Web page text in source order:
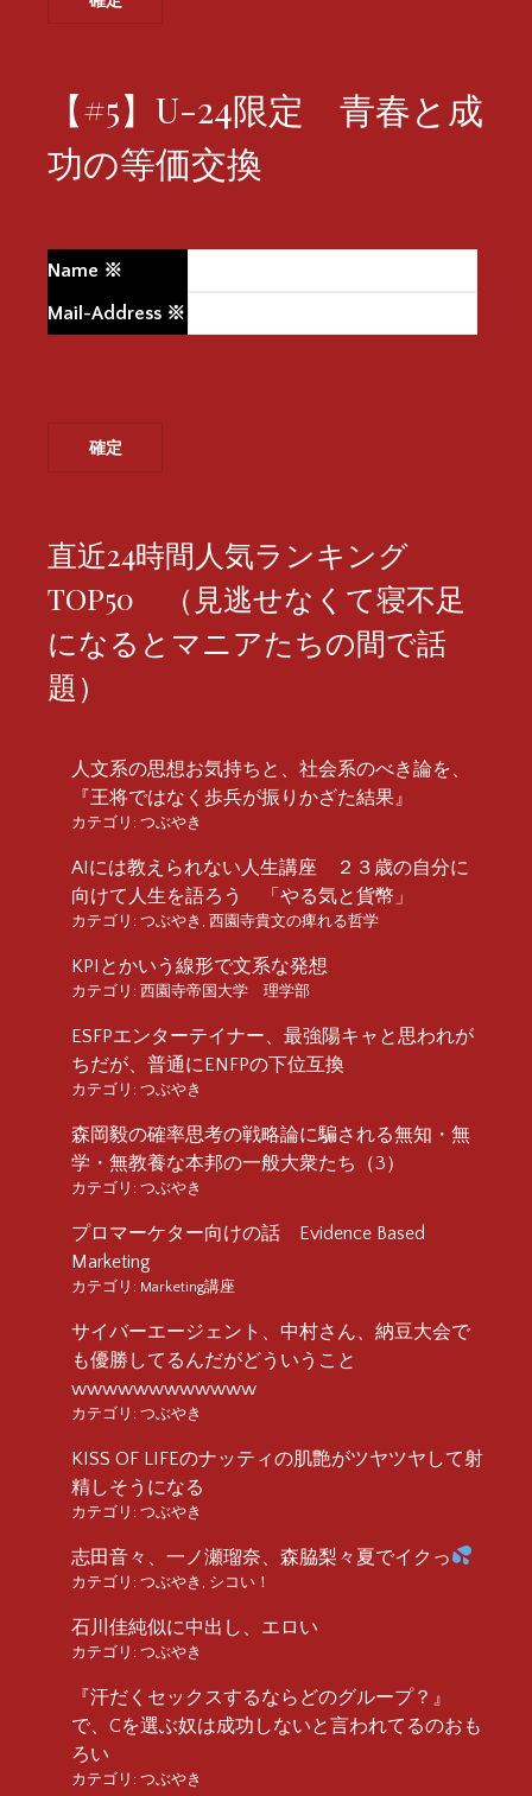
【#5】U-24限定 青春と成
功の等価交換
Name ※
Mail-Address ※
直近24時間人気ランキング
TOP50 （見逃せなくて寝不足
になるとマニアたちの間で話
題）
人文系の思想お気持ちと、社会系のべき論を、
『王将ではなく歩兵が振りかざた結果』
カテゴリ: つぶやき
AIには教えられない人生講座 ２３歳の自分に
向けて人生を語ろう 「やる気と貨幣」
カテゴリ: つぶやき 西園寺貴文の痺れる哲学
KPIとかいう線形で文系な発想
カテゴリ: 西園寺帝国大学 理学部
ESFPエンターテイナー、最強陽キャと思われが
ちだが、普通にENFPの下位互換
カテゴリ: つぶやき
森岡毅の確率思考の戦略論に騙される無知・無
学・無教養な本邦の一般大衆たち（3）
カテゴリ: つぶやき
プロマーケター向けの話 Evidence Based
Marketing
カテゴリ: Marketing講座
サイバーエージェント、中村さん、納豆大会で
も優勝してるんだがどういうこと
wwwwwwwwwwww
カテゴリ: つぶやき
KISS OF LIFEのナッティの肌艶がツヤツヤして射
精しそうになる
カテゴリ: つぶやき
志田音々、一ノ瀬瑠奈、森脇梨々夏でイクっ
カテゴリ: つぶやき シコい！
石川佳純似に中出し、エロい
カテゴリ: つぶやき
『汗だくセックスするならどのグループ？』
で、Cを選ぶ奴は成功しないと言われてるのおも
ろい
カテゴリ: つぶやき